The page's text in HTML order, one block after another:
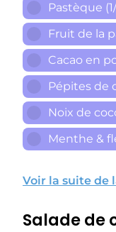
Pastèque
Fruit de la
Cacao en
Pépites de
Noix de
Menthe &
Voir la suite de
Salade de